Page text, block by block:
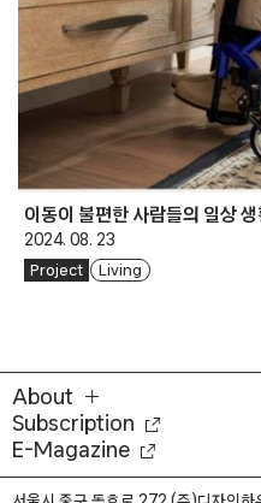
이동이 불편한 사람들의 일상 생
2024. 08. 23
Project Living
About
Subscription
E-Magazine